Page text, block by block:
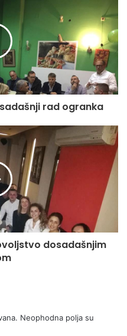
rad ogranka
dosadašnjim
Neophodna polja su